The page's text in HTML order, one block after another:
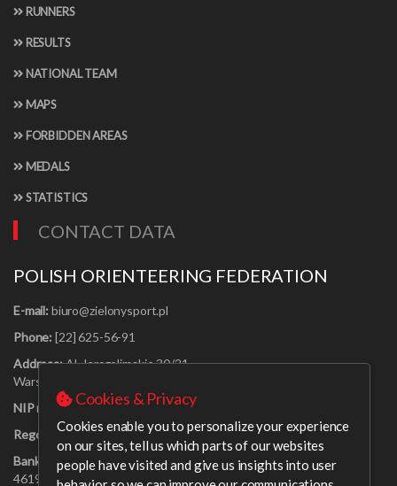
RUNNERS
RESULTS
NATIONAL TEAM
MAPS
FORBIDDEN AREAS
MEDALS
STATISTICS
CONTACT DATA
POLISH ORIENTEERING FEDERATION
E-mail:
Phone: [22] 625-56-91
Address:Al. Jerozolimskie 30/21
Warszawa 00-024
NIP no:
526-16-67-131
Regon no:001408329
Bank account:PEKAO SA o/Warszawa 09 1240 6218 1111 0000
4619 0314
Cookies & Privacy
Cookies enable you to personalize your experience
on our sites, tell us which parts of our websites
people have visited and give us insights into user